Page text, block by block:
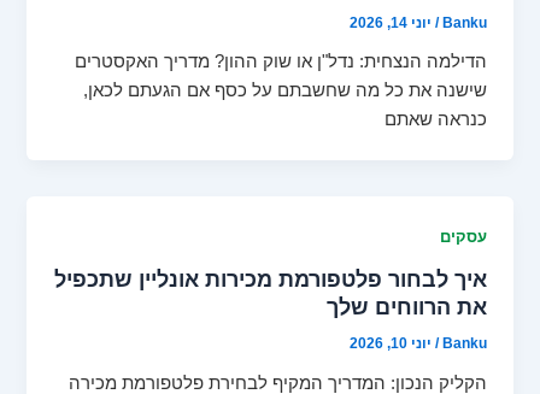
Banku
/ יוני 14, 2026
הדילמה הנצחית: נדל"ן או שוק ההון? מדריך האקסטרים
שישנה את כל מה שחשבתם על כסף אם הגעתם לכאן,
כנראה שאתם
עסקים
איך לבחור פלטפורמת מכירות אונליין שתכפיל
את הרווחים שלך
Banku
/ יוני 10, 2026
הקליק הנכון: המדריך המקיף לבחירת פלטפורמת מכירה